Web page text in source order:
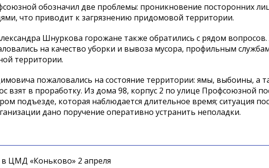
обозначил две проблемы: проникновение посторонних
что приводит к загрязнению придомовой территории.
Шнуркова горожане также обратились с рядом
на качество уборки и вывоза мусора, профильным
территории.
пожаловались на состояние территории: ямы, выбоины, а
взят в проработку. Из дома 98, корпус 2 по улице Профсоюзной
подъезде, которая наблюдается длительное время; ситуация
дано поручение оперативно устранить неполадки.
в ЦМД «Коньково» 2 апреля